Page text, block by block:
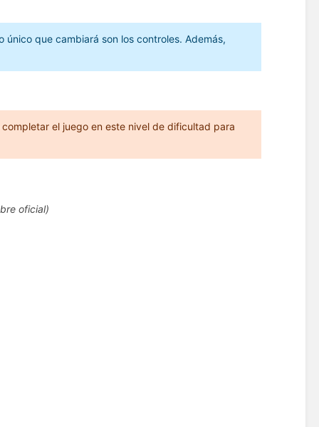
único que cambiará son los controles. Además,
el juego en este nivel de dificultad para
oficial)